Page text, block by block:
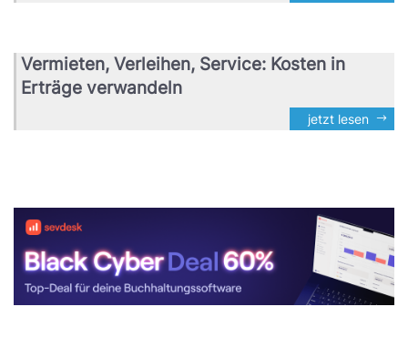
Vermieten, Verleihen, Service: Kosten in
Erträge verwandeln
jetzt lesen